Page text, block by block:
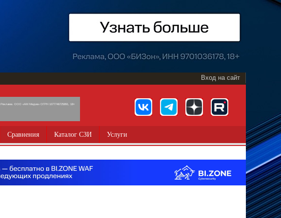
Вход на сайт
Реклама. ООО «АМ Медиа» ОГРН 1077746725891, 18+
Сравнения Каталог СЗИ Услуги